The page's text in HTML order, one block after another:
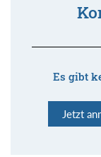
Es gibt
Jetzt